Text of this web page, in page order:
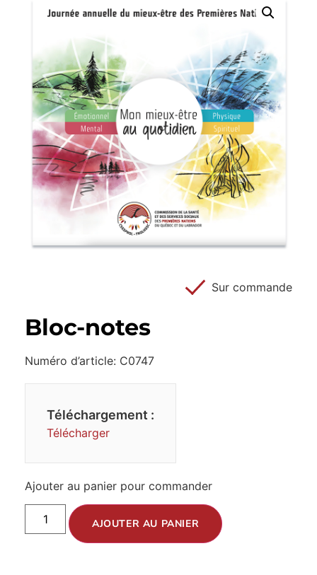
Bloc-notes
Numéro d’article: C0747
Sur commande
Téléchargement :
Télécharger
Ajouter au panier pour commander
AJOUTER AU PANIER